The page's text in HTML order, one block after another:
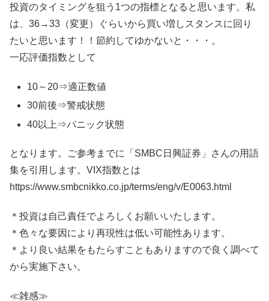
投資のタイミングを狙う1つの指標となると思います。私
は、36→33（変更）ぐらいから買い増しスタンスに回り
たいと思います！！節約してゆかないと・・・。
一応評価指数として
10～20⇒適正数値
30前後⇒警戒状態
40以上⇒パニック状態
となります。ご参考までに「SMBC日興証券」さんの用語
集を引用します。VIX指数とは
https://www.smbcnikko.co.jp/terms/eng/v/E0063.html
＊投資は自己責任でよろしくお願いいたします。
＊色々な要因により再現性は低い可能性あります。
＊より良い結果をもたらすこともありますので良く調べて
から実施下さい。
≪雑感≫